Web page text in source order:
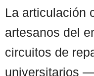
La articulación
artesanos del
circuitos de
universitarios